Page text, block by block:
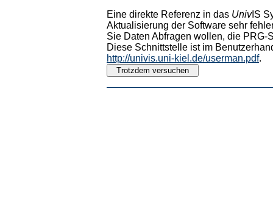
Eine direkte Referenz in das UnivIS
Aktualisierung der Software sehr
Sie Daten Abfragen wollen, die PRG-
Diese Schnittstelle ist im
http://univis.uni-kiel.de/userman.pdf.